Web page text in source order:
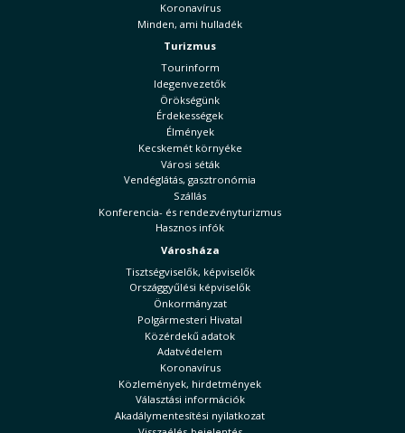
Koronavírus
Minden, ami hulladék
Turizmus
Tourinform
Idegenvezetők
Örökségünk
Érdekességek
Élmények
Kecskemét környéke
Városi séták
Vendéglátás, gasztronómia
Szállás
Konferencia- és rendezvényturizmus
Hasznos infók
Városháza
Tisztségviselők, képviselők
Országgyűlési képviselők
Önkormányzat
Polgármesteri Hivatal
Közérdekű adatok
Adatvédelem
Koronavírus
Közlemények, hirdetmények
Választási információk
Akadálymentesítési nyilatkozat